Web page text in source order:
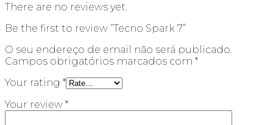
There are no reviews yet.
Be the first to review “Tecno Spark 7”
O seu endereço de email não será publicado.
Campos obrigatórios marcados com *
Your rating *
Your review *